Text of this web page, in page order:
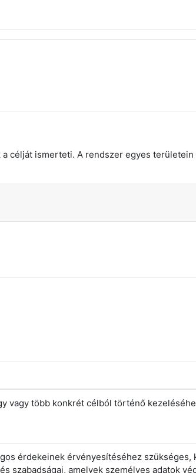
célját ismerteti. A rendszer egyes
vagy több konkrét célból történő
érdekeinek érvényesítéséhez
szabadságai, amelyek személyes adatok